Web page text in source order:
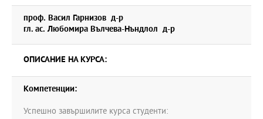
проф. Васил Гарнизов д-р
гл. ас. Любомира Вълчева-Нъндлол д-р
ОПИСАНИЕ НА КУРСА:
Компетенции:
Успешно завършилите курса студенти: